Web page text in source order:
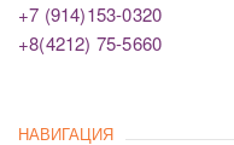
+7 (914)153-0320
+8(4212) 75-5660
НАВИГАЦИЯ